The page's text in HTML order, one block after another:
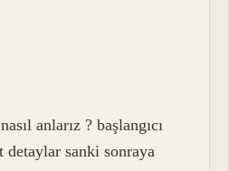
anlarız ? başlangıcı
detaylar sanki sonraya